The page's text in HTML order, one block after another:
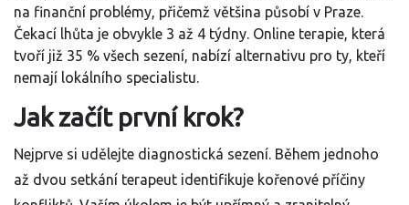
na finanční problémy, přičemž většina působí v Praze.
Čekací lhůta je obvykle 3 až 4 týdny. Online terapie, která
tvoří již 35 % všech sezení, nabízí alternativu pro ty, kteří
nemají lokálního specialistu.
Jak začít první krok?
Nejprve si udělejte diagnostická sezení. Během jednoho
až dvou setkání terapeut identifikuje kořenové příčiny